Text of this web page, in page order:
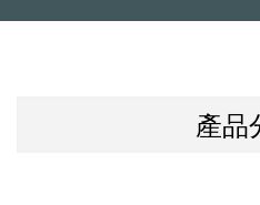
產品